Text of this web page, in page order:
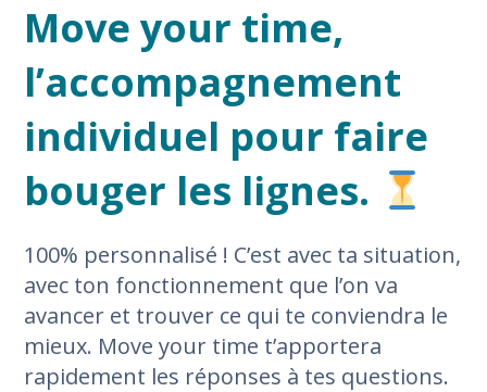
Move your time,
l’accompagnement
individuel pour faire
bouger les lignes.
100% personnalisé ! C’est avec ta situation,
avec ton fonctionnement que l’on va
avancer et trouver ce qui te conviendra le
mieux. Move your time t’apportera
rapidement les réponses à tes questions.